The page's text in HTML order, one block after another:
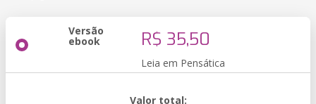
Versão
ebook R$ 35,50
Leia em Pensática
Valor total: